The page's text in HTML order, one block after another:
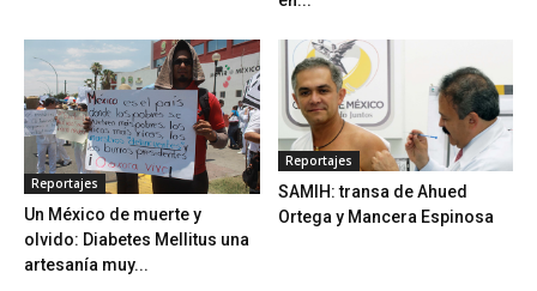
Reportajes
Un México de muerte y
olvido: Diabetes Mellitus una
artesanía muy...
Reportajes
SAMIH: transa de Ahued
Ortega y Mancera Espinosa